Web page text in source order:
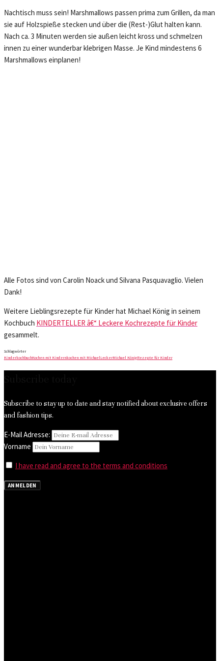
Nachtisch muss sein! Marshmallows passen prima zum Grillen, da man
sie auf Holzspieße stecken und über die (Rest-)Glut halten kann.
Nach ca. 3 Minuten werden sie außen leicht kross und schmelzen
innen zu einer wunderbar klebrigen Masse. Je Kind mindestens 6
Marshmallows einplanen!
Alle Fotos sind von Carolin Noack und Silvana Pasquavaglio. Vielen
Dank!
Weitere Lieblingsrezepte für Kinder hat Michael König in seinem
Kochbuch KINDERTELLER â€“ Leckere Kochrezepte für Kinder
gesammelt.
Schlagwörter
KinderkochbuchKochen mit Kindernkochen mit MichaelLeckerMichael KönigRezepte für Kinder
Subscribe to stay up to date and stay notified about exclusive offers
and fashion tips.
E-Mail Adresse:
Vorname
I have read and agree to the terms and conditions
ANMELDEN